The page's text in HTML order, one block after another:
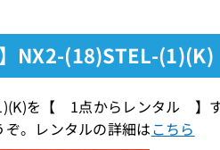
】NX2-(18)STEL-
を【 1点からレンタル 】
ぞ。レンタルの詳細はこちら